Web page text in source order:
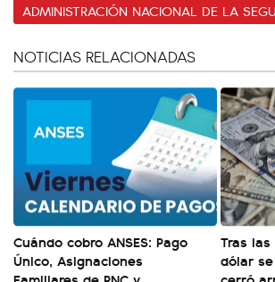
ADMINISTRACIÓN NACIONAL DE LA
NOTICIAS RELACIONADAS
Cuándo cobro ANSES: Pago
Único, Asignaciones
Tras
dólar